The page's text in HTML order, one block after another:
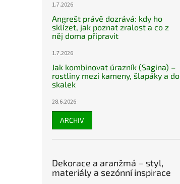
1.7.2026
Angrešt právě dozrává: kdy ho
sklízet, jak poznat zralost a co z
něj doma připravit
1.7.2026
Jak kombinovat úrazník (Sagina) –
rostliny mezi kameny, šlapáky a do
skalek
28.6.2026
ARCHIV
Dekorace a aranžmá – styl,
materiály a sezónní inspirace